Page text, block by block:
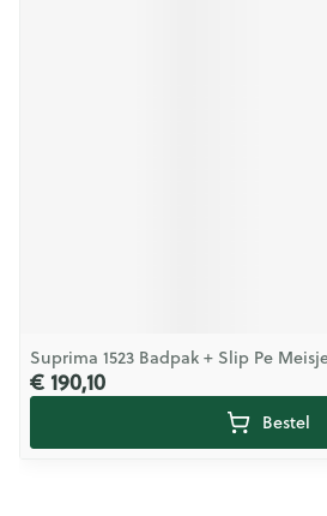
Suprima 1523 Badpak + Slip Pe
€ 190,10
Bestel